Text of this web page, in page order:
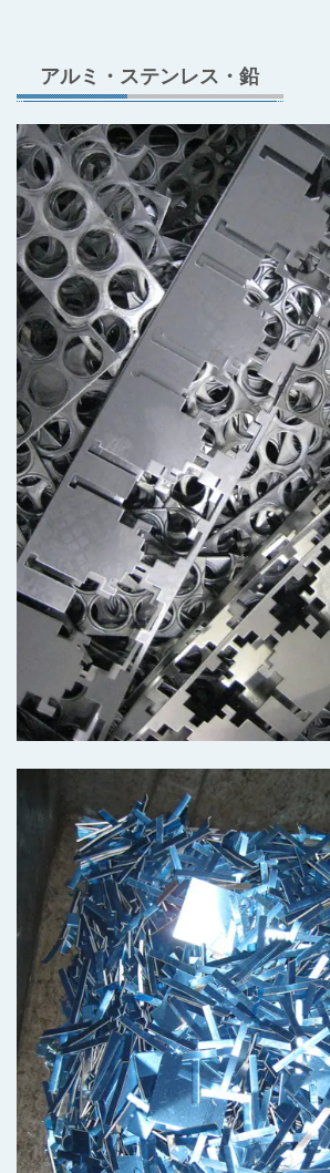
アルミ・ステンレス・鉛